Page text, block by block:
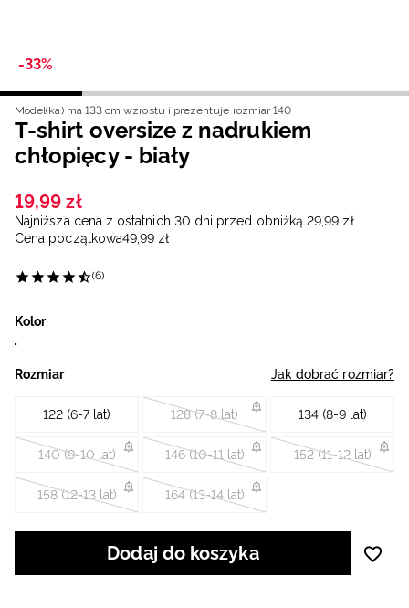
-33%
Model(ka) ma 133 cm wzrostu i prezentuje rozmiar 140
T-shirt oversize z nadrukiem
chłopięcy - biały
19,99 zł
Najniższa cena z ostatnich 30 dni przed obniżką 29,99 zł
Cena początkowa49,99 zł
(6)
Kolor
Rozmiar Jak dobrać rozmiar?
122 (6-7 lat) 128 (7-8 lat) 134 (8-9 lat)
140 (9-10 lat) 146 (10-11 lat) 152 (11-12 lat)
158 (12-13 lat) 164 (13-14 lat)
Dodaj do koszyka